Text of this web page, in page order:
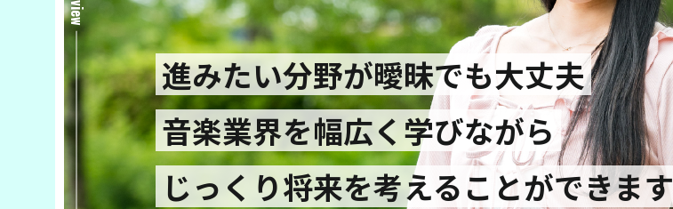
進みたい分野が曖昧でも大丈夫
音楽業界を幅広く学びながら
じっくり将来を考えることができます